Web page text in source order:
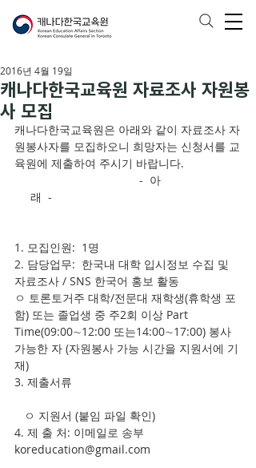
캐나다한국교육원 자료조사 자원봉
사 모집
2016년 4월 19일
캐나다한국교육원은 아래와 같이 자료조사 자
원봉사자를 모집하오니 희망자는 신청서를 교
육원에 제출하여 주시기 바랍니다.
     래  -
1. 모집인원:  1명
2. 담당업무:  한국내 대학 입시정보 수집 및
자료조사 / SNS 한국어 홍보 활동
ㅇ 토론토거주 대학/전문대 재학생(휴학생 포
함) 또는 졸업생 중 주2회 이상 Part
Time(09:00∼12:00 또는14:00∼17:00) 봉사
가능한 자 (자원봉사 가능 시간을 지원서에 기
재)
3. 제출서류
   ㅇ 지원서 (붙임 파일 확인)
4. 제 출 처: 이메일로 송부
koreducation@gmail.com